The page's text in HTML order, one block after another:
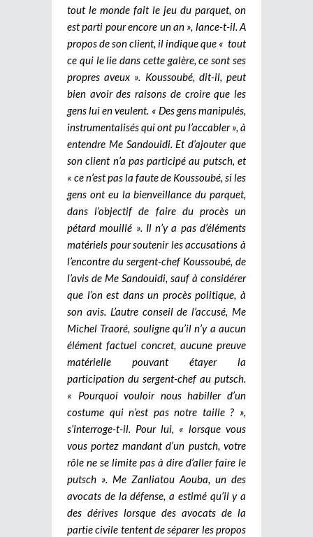
tout le monde fait le jeu du parquet, on
est parti pour encore un an », lance-t-il. A
propos de son client, il indique que « tout
ce qui le lie dans cette galère, ce sont ses
propres aveux ». Koussoubé, dit-il, peut
bien avoir des raisons de croire que les
gens lui en veulent. « Des gens manipulés,
instrumentalisés qui ont pu l’accabler », à
entendre Me Sandouidi. Et d’ajouter que
son client n’a pas participé au putsch, et
« ce n’est pas la faute de Koussoubé, si les
gens ont eu la bienveillance du parquet,
dans l’objectif de faire du procès un
pétard mouillé ». Il n’y a pas d’éléments
matériels pour soutenir les accusations à
l’encontre du sergent-chef Koussoubé, de
l’avis de Me Sandouidi, sauf à considérer
que l’on est dans un procès politique, à
son avis. L’autre conseil de l’accusé, Me
Michel Traoré, souligne qu’il n’y a aucun
élément factuel concret, aucune preuve
matérielle pouvant étayer la
participation du sergent-chef au putsch.
« Pourquoi vouloir nous habiller d’un
costume qui n’est pas notre taille ? »,
s’interroge-t-il. Pour lui, « lorsque vous
vous portez mandant d’un pustch, votre
rôle ne se limite pas à dire d’aller faire le
putsch ». Me Zanliatou Aouba, un des
avocats de la défense, a estimé qu’il y a
des dérives lorsque des avocats de la
partie civile tentent de séparer les propos